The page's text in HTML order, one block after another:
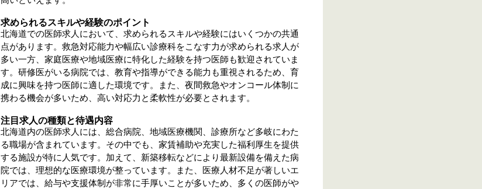
求められるスキルや経験のポイント
北海道での医師求人において、求められるスキルや経験にはいくつかの共通
点があります。救急対応能力や幅広い診療科をこなす力が求められる求人が
多い一方、家庭医療や地域医療に特化した経験を持つ医師も歓迎されていま
す。研修医がいる病院では、教育や指導ができる能力も重視されるため、育
成に興味を持つ医師に適した環境です。また、夜間救急やオンコール体制に
携わる機会が多いため、高い対応力と柔軟性が必要とされます。
注目求人の種類と待遇内容
北海道内の医師求人には、総合病院、地域医療機関、診療所など多岐にわた
る職場が含まれています。その中でも、家賃補助や充実した福利厚生を提供
する施設が特に人気です。加えて、新築移転などにより最新設備を備えた病
院では、理想的な医療環境が整っています。また、医療人材不足が著しいエ
リアでは、給与や支援体制が非常に手厚いことが多いため、多くの医師がや